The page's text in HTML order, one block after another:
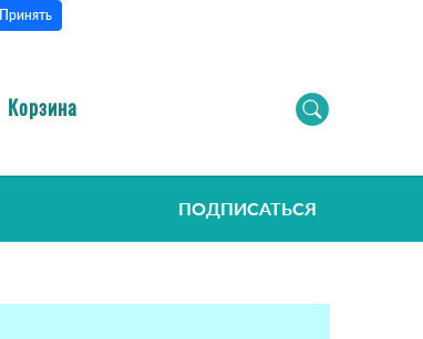
Принять
Корзина
ПОДПИСАТЬСЯ